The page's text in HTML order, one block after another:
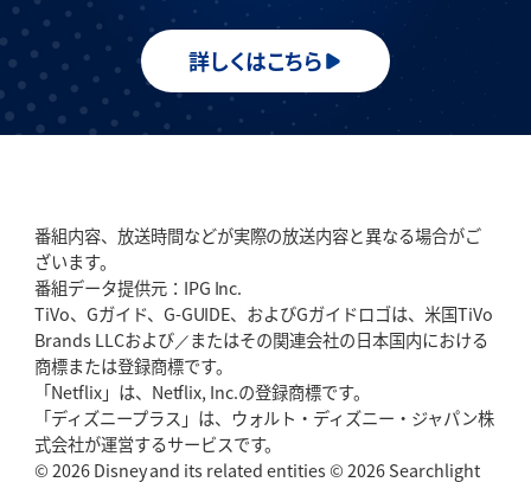
詳しくはこちら
番組内容、放送時間などが実際の放送内容と異なる場合がご
ざいます。
番組データ提供元：IPG Inc.
TiVo、Gガイド、G-GUIDE、およびGガイドロゴは、米国TiVo
Brands LLCおよび／またはその関連会社の日本国内における
商標または登録商標です。
「Netflix」は、Netflix, Inc.の登録商標です。
「ディズニープラス」は、ウォルト・ディズニー・ジャパン株
式会社が運営するサービスです。
© 2026 Disney and its related entities © 2026 Searchlight